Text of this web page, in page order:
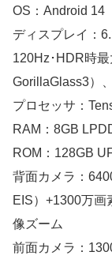
OS：Android 14
ディスプレイ：
120Hz･HDR時
GorillaGlass3）
プロセッサ：
RAM：8GB
ROM：128GB
背面カメラ：
EIS）+1300万画
像ズーム
前面カメラ：